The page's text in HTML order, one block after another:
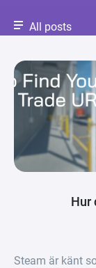
All posts
Hur
Steam är känt